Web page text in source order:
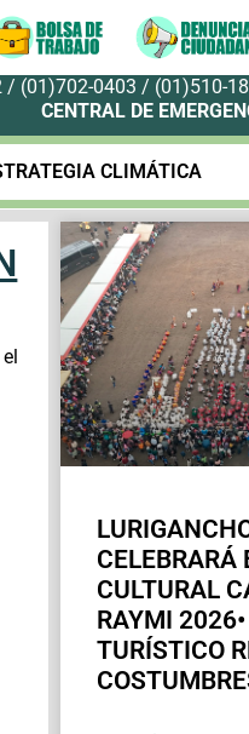
(01)702-0403 / (01)510-
CENTRAL DE
CLIMÁTICA
CELEBRARÁ
CULTURAL
RAYMI
TURÍSTICO